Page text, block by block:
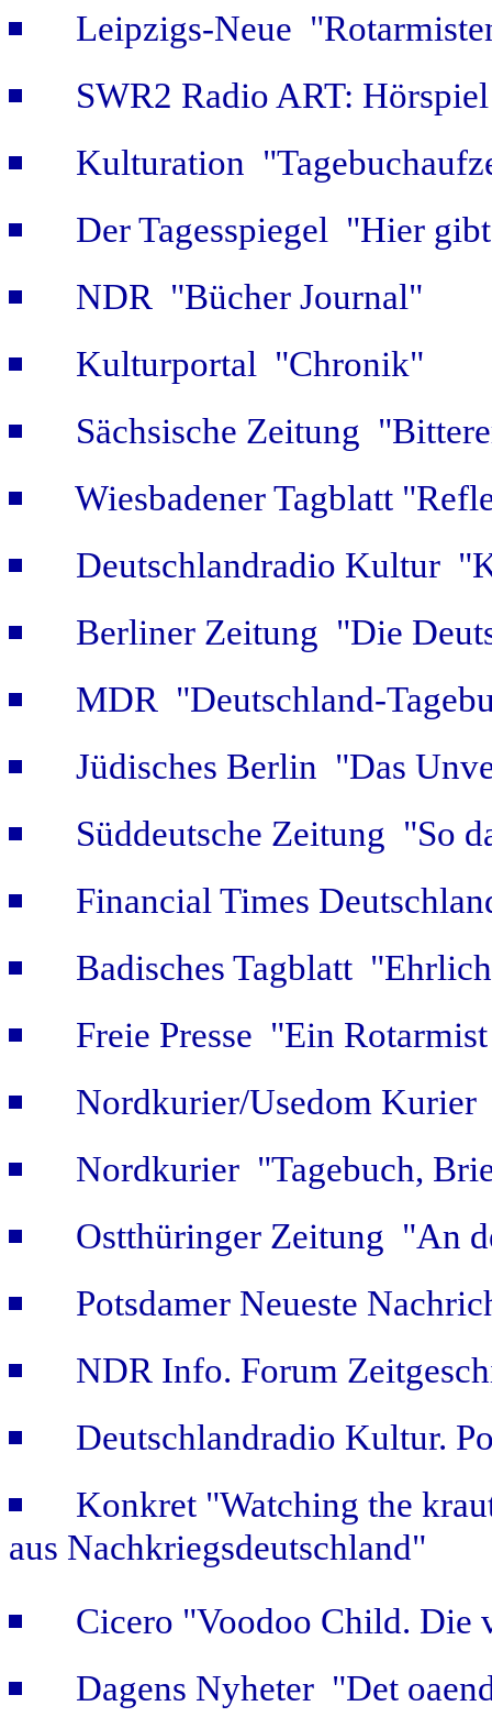
Leipzigs-Neue
SWR2 Radio ART: Hörspiel
Kulturation
Der Tagesspiegel "Hier
NDR "Bücher Journal"
Kulturportal "Chronik"
Sächsische Zeitung
Wiesbadener Tagblatt
Deutschlandradio Kultur
Berliner Zeitung "Die
MDR "Deutschland-
Jüdisches Berlin "Das
Süddeutsche Zeitung "So
Financial Times
Badisches Tagblatt
Freie Presse "Ein
Nordkurier/Usedom
Nordkurier "Tagebuch,
Ostthüringer Zeitung "An
Potsdamer Neueste
NDR Info. Forum
Deutschlandradio Kultur.
Konkret "Watching the
aus Nachkriegsdeutschland"
Cicero "Voodoo Child. Die
Dagens Nyheter "Det